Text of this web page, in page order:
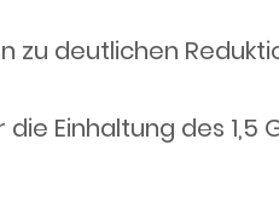
zu deutlichen
Einhaltung des 1,5